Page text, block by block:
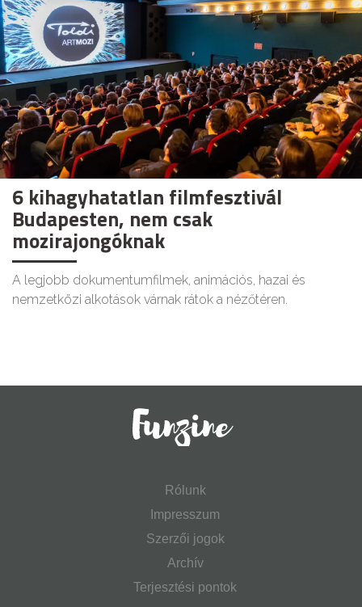
6 kihagyhatatlan filmfesztivál
Budapesten, nem csak
mozirajongóknak
A legjobb dokumentumfilmek, animációs, hazai és
nemzetközi alkotások várnak rátok a nézőtéren.
Rólunk
Impresszum
Szerzői jogok
Archív
Terjesztési pontok